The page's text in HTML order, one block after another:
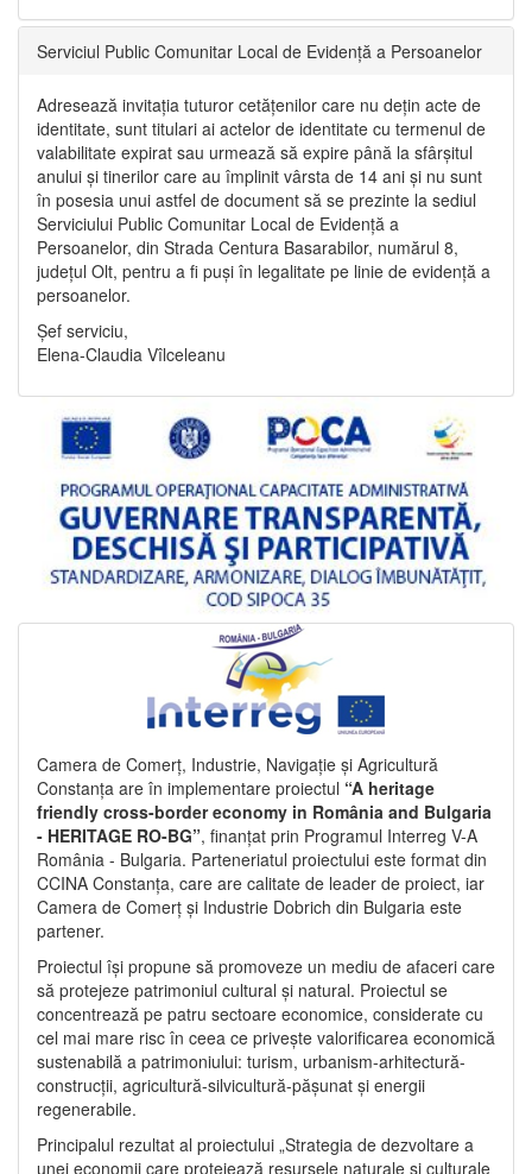
Serviciul Public Comunitar Local de Evidență a Persoanelor
Adresează invitația tuturor cetățenilor care nu dețin acte de
identitate, sunt titulari ai actelor de identitate cu termenul de
valabilitate expirat sau urmează să expire până la sfârșitul
anului și tinerilor care au împlinit vârsta de 14 ani și nu sunt
în posesia unui astfel de document să se prezinte la sediul
Serviciului Public Comunitar Local de Evidență a
Persoanelor, din Strada Centura Basarabilor, numărul 8,
județul Olt, pentru a fi puși în legalitate pe linie de evidență a
persoanelor.
Șef serviciu,
Elena-Claudia Vîlceleanu
Camera de Comerț, Industrie, Navigație și Agricultură
Constanța are în implementare proiectul “A heritage
friendly cross-border economy in România and Bulgaria
- HERITAGE RO-BG”, finanțat prin Programul Interreg V-A
România - Bulgaria. Parteneriatul proiectului este format din
CCINA Constanța, care are calitate de leader de proiect, iar
Camera de Comerț și Industrie Dobrich din Bulgaria este
partener.
Proiectul își propune să promoveze un mediu de afaceri care
să protejeze patrimoniul cultural și natural. Proiectul se
concentrează pe patru sectoare economice, considerate cu
cel mai mare risc în ceea ce privește valorificarea economică
sustenabilă a patrimoniului: turism, urbanism-arhitectură-
construcții, agricultură-silvicultură-pășunat și energii
regenerabile.
Principalul rezultat al proiectului „Strategia de dezvoltare a
unei economii care protejează resursele naturale și culturale